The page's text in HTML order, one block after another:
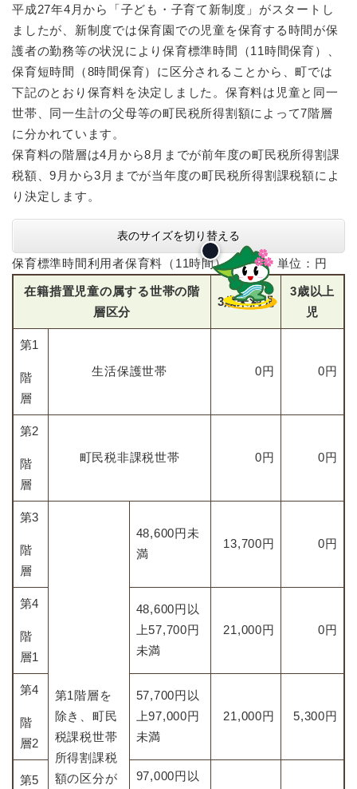
平成27年4月から「子ども・子育て新制度」がスタートし
ましたが、新制度では保育園での児童を保育する時間が保
護者の勤務等の状況により保育標準時間（11時間保育）、
保育短時間（8時間保育）に区分されることから、町では
下記のとおり保育料を決定しました。保育料は児童と同一
世帯、同一生計の父母等の町民税所得割額によって7階層
に分かれています。
保育料の階層は4月から8月までが前年度の町民税所得割課
税額、9月から3月までが当年度の町民税所得割課税額によ
り決定します。
表のサイズを切り替える
保育標準時間利用者保育料（11時間） 月額 単位：円
在籍措置児童の属する世帯の階
層区分
3歳未満児
3歳以上
児
第1
階
層
生活保護世帯 0円 0円
第2
階
層
町民税非課税世帯 0円 0円
第3
階
層
第1階層を
除き、町民
税課税世帯
所得割課税
額の区分が
48,600円未
満
13,700円 0円
第4
階
層1
48,600円以
上57,700円
未満
21,000円 0円
第4
階
層2
57,700円以
上97,000円
未満
21,000円 5,300円
第5
97,000円以